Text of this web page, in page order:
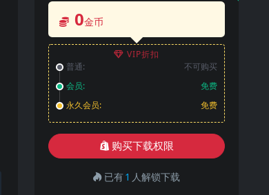
0金币
VIP折扣
普通:
不可购买
会员:
免费
永久会员:
免费
购买下载权限
已有1 人解锁下载